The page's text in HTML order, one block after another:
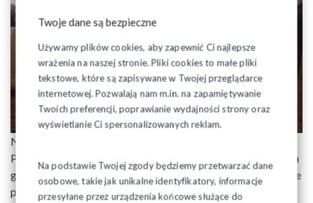
Twoje dane są bezpieczne
Używamy plików cookies, aby zapewnić Ci najlepsze
wrażenia na naszej stronie. Pliki cookies to małe pliki
tekstowe, które są zapisywane w Twojej przeglądarce
internetowej. Pozwalają nam m.in. na zapamiętywanie
Twoich preferencji, poprawianie wydajności strony oraz
wyświetlanie Ci spersonalizowanych reklam.
Na podstawie Twojej zgody będziemy przetwarzać dane
osobowe, takie jak unikalne identyfikatory, informacje
przesyłane przez urządzenia końcowe służące do
Na zakończenie uroczystości delegacja Zarządu Regionu
Podlaskiego „Solidarność” złożyła kwiaty i zapaliła znicze na
grobie zmarłego Ks. Stanisława Andrukiewicza przy kościele
parafialnym.